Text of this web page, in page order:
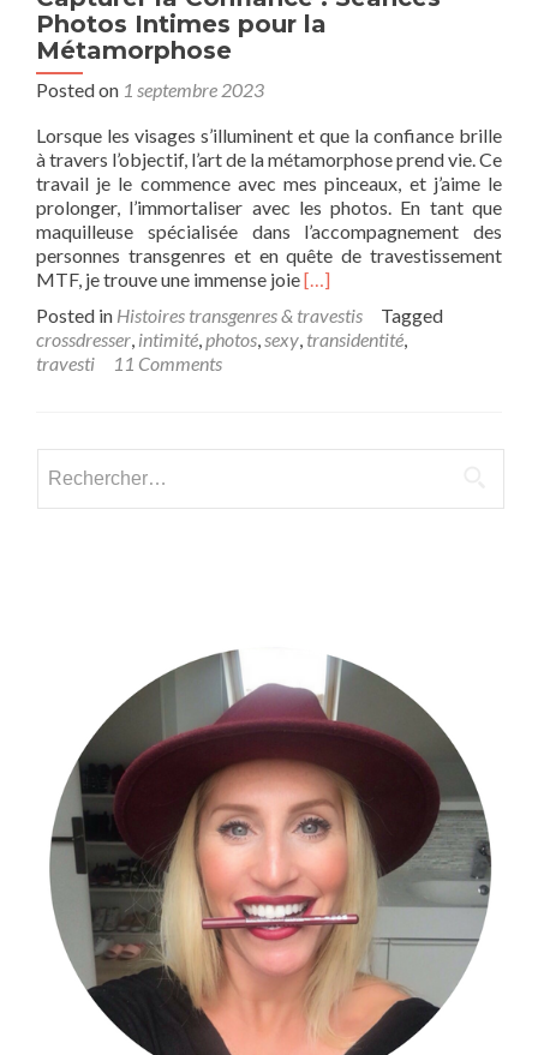
Photos Intimes pour la
Métamorphose
Posted on 1 septembre 2023
Lorsque les visages s’illuminent et que la confiance brille
à travers l’objectif, l’art de la métamorphose prend vie. Ce
travail je le commence avec mes pinceaux, et j’aime le
prolonger, l’immortaliser avec les photos. En tant que
maquilleuse spécialisée dans l’accompagnement des
personnes transgenres et en quête de travestissement
MTF, je trouve une immense joieRead
about
Capturer
Séances
[…]
Posted in Histoires transgenres & travestis
Tagged
crossdresser, intimité,photos,sexy, transidentité,
travesti
11 Comments